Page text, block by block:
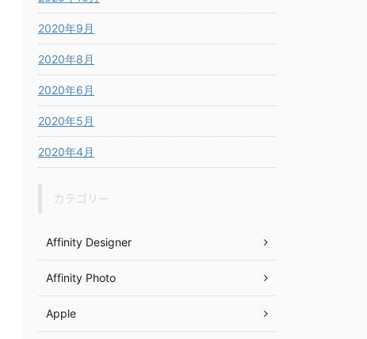
2020年9月
2020年8月
2020年6月
2020年5月
2020年4月
Affinity Designer
Affinity Photo
Apple